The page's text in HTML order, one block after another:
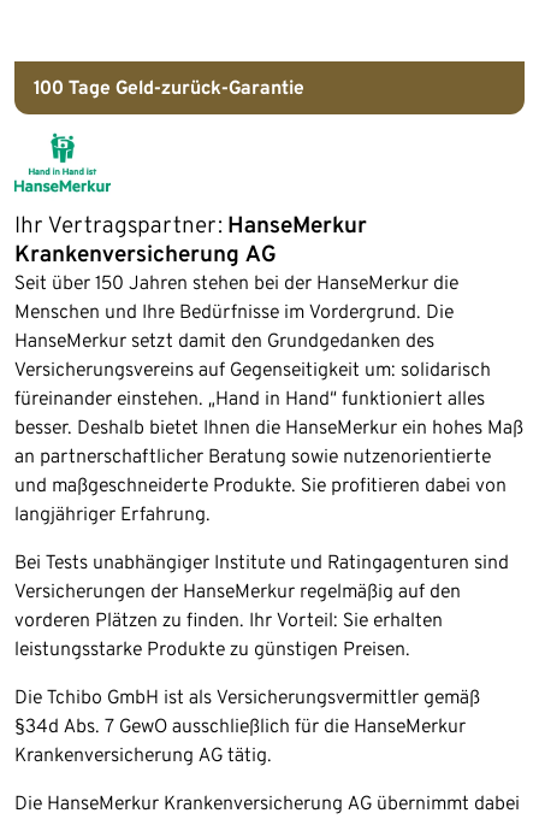
100 Tage Geld-zurück-Garantie
Ihr Vertragspartner: HanseMerkur
Krankenversicherung AG
Seit über 150 Jahren stehen bei der HanseMerkur die
Menschen und Ihre Bedürfnisse im Vordergrund. Die
HanseMerkur setzt damit den Grundgedanken des
Versicherungsvereins auf Gegenseitigkeit um: solidarisch
füreinander einstehen. „Hand in Hand“ funktioniert alles
besser. Deshalb bietet Ihnen die HanseMerkur ein hohes Maß
an partnerschaftlicher Beratung sowie nutzenorientierte
und maßgeschneiderte Produkte. Sie profitieren dabei von
langjähriger Erfahrung.
Bei Tests unabhängiger Institute und Ratingagenturen sind
Versicherungen der HanseMerkur regelmäßig auf den
vorderen Plätzen zu finden. Ihr Vorteil: Sie erhalten
leistungsstarke Produkte zu günstigen Preisen.
Die Tchibo GmbH ist als Versicherungsvermittler gemäß
§34d Abs. 7 GewO ausschließlich für die HanseMerkur
Krankenversicherung AG tätig.
Die HanseMerkur Krankenversicherung AG übernimmt dabei